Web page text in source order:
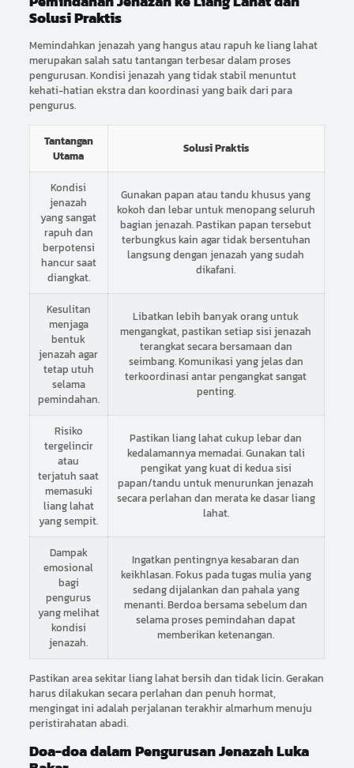
Solusi Praktis
Memindahkan jenazah yang hangus atau rapuh ke liang lahat
merupakan salah satu tantangan terbesar dalam proses
pengurusan. Kondisi jenazah yang tidak stabil menuntut
kehati-hatian ekstra dan koordinasi yang baik dari para
pengurus.
Tantangan
Utama
Solusi Praktis
Kondisi
jenazah
yang sangat
rapuh dan
berpotensi
hancur saat
diangkat.
Gunakan papan atau tandu khusus yang
kokoh dan lebar untuk menopang seluruh
bagian jenazah. Pastikan papan tersebut
terbungkus kain agar tidak bersentuhan
langsung dengan jenazah yang sudah
dikafani.
Kesulitan
menjaga
bentuk
jenazah agar
tetap utuh
selama
pemindahan.
Libatkan lebih banyak orang untuk
mengangkat, pastikan setiap sisi jenazah
terangkat secara bersamaan dan
seimbang. Komunikasi yang jelas dan
terkoordinasi antar pengangkat sangat
penting.
Risiko
tergelincir
atau
terjatuh saat
memasuki
liang lahat
yang sempit.
Pastikan liang lahat cukup lebar dan
kedalamannya memadai. Gunakan tali
pengikat yang kuat di kedua sisi
papan/tandu untuk menurunkan jenazah
secara perlahan dan merata ke dasar liang
lahat.
Dampak
emosional
bagi
pengurus
yang melihat
kondisi
jenazah.
Ingatkan pentingnya kesabaran dan
keikhlasan. Fokus pada tugas mulia yang
sedang dijalankan dan pahala yang
menanti. Berdoa bersama sebelum dan
selama proses pemindahan dapat
memberikan ketenangan.
Pastikan area sekitar liang lahat bersih dan tidak licin. Gerakan
harus dilakukan secara perlahan dan penuh hormat,
mengingat ini adalah perjalanan terakhir almarhum menuju
peristirahatan abadi.
Doa-doa dalam Pengurusan Jenazah Luka